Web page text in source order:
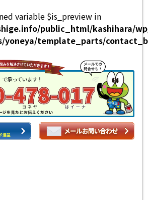
variable $is_preview in
public_html/kashihara/
yoneya/template_parts/